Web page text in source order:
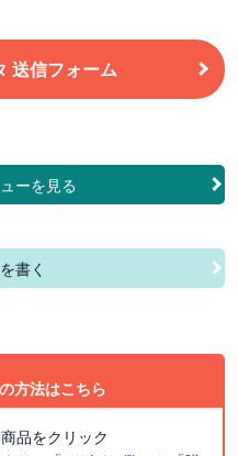
送信フォーム
ーを見る
書く
の方法はこちら
品をクリック